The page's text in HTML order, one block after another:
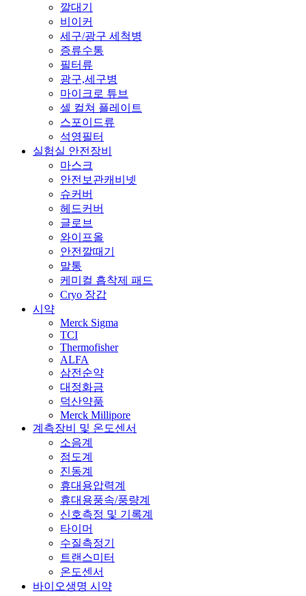
깔대기
비이커
세구/광구 세척병
증류수통
필터류
광구,세구병
마이크로 튜브
셀 컬쳐 플레이트
스포이드류
석영필터
실험실 안전장비
마스크
안전보관캐비넷
슈커버
헤드커버
글로브
와이프올
안전깔때기
말통
케미컬 흡착제 패드
Cryo 장갑
시약
Merck Sigma
TCI
Thermofisher
ALFA
삼전순약
대정화금
덕산약품
Merck Millipore
계측장비 및 온도센서
소음계
점도계
진동계
휴대용압력계
휴대용풍속/풍량계
신호측정 및 기록계
타이머
수질측정기
트랜스미터
온도센서
바이오생명 시약